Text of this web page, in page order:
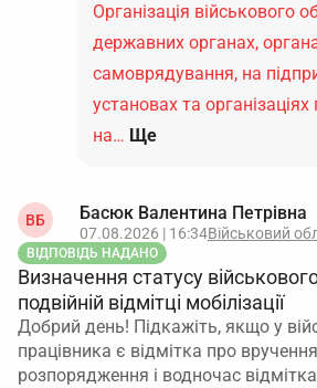
Організація військового
державних органах,
самоврядування, на
установах та
на… Ще
ВБ Басюк Валентина Петрівна
07.08.2026 | 16:34Військовий
ВІДПОВІДЬ НАДАНО
Визначення статусу
подвійній відмітці мобілізації
Добрий день! Підкажіть, якщо у
працівника є відмітка про
розпорядження і водночас